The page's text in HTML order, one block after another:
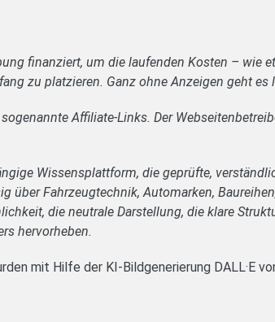
finanziert, um die laufenden Kosten – wie
zu platzieren. Ganz ohne Anzeigen geht es
Affiliate-Links. Der
Wissensplattform, die geprüfte,
über Fahrzeugtechnik, Automarken,
die neutrale Darstellung, die klare
hervorheben.
mit Hilfe der KI-Bildgenerierung DALL·E